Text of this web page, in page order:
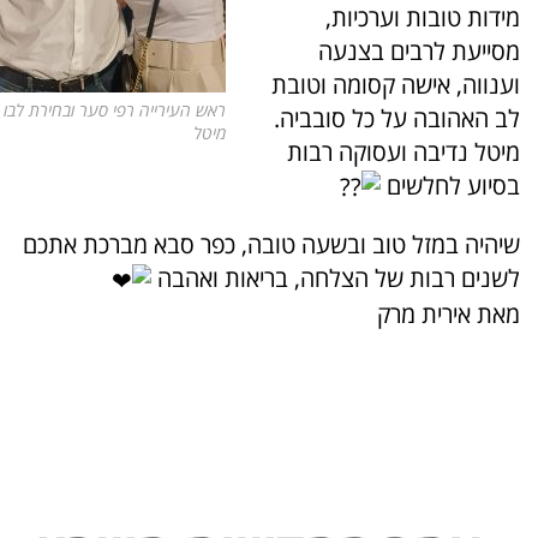
ראש העירייה רפי סער ובחירת לבו
מיטל
מידות טובות וערכיות,
מסייעת לרבים בצנעה
וענווה, אישה קסומה וטובת
לב האהובה על כל סובביה.
מיטל נדיבה ועסוקה רבות
בסיוע לחלשים
שיהיה במזל טוב ובשעה טובה, כפר סבא מברכת אתכם
לשנים רבות של הצלחה, בריאות ואהבה
מאת אירית מרק